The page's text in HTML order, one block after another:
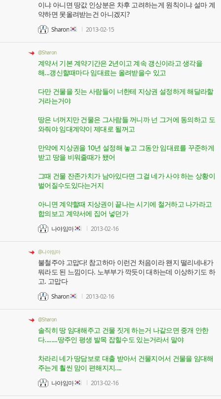
이냐 아니면 땅값 인상분은 차후 고려하는게 원칙이냐 설마 계
약하면 못올려받는건 아니겠지?
Sharon 2013-02-15
@Sharon
계약서 기본 계약기간은 2년이고 계속 갱신이라고 생각을
해...갱신할때마다 임대료는 올려받을수 있고
다만 건물을 짓는 사람들이 너한테 지상권 설정하게 해달라할
거라는거야
땅은 너꺼지만 건물은 그사람들 꺼니까 넌 그거에 동의하고 도
와줘야 임대계약이 제대로 될꺼고
만약에 지상권을 10년 설정해 놓고 그동안 임대료를 꾸준하게
받고 땅을 비워줄때가 됐어
그때 건물 잔존가치가 남아있다면 그걸 네가 사야 하는 상황이
벌어질수도있다는거지
아니면 계약할때 지상권이 끝나는 시기에 철거하고 나가라고
합의보고 계약서에 집어 넣던가
나야임마 2013-02-16
@나야임마
불철주야 고맙다! 참고하마 이런건 처음이라 왠지 떨리네내가
뭐라도 된 느낌이다. 노부부가 깍듯이 대하는데 이상하기도 하
고. 고맙다
Sharon 2013-02-16
@Sharon
솔직히 땅 임대해주고 건물 짓게 하는거 나같으면 중개 안한
다........땅주인 평생 발목 잡힐수도 있는거라서 말야
차라리 네가 땅담보로 대출 받아서 건물지어서 건물을 임대해
주는게 훨씬 맘이 편해지지....
나야임마 2013-02-16